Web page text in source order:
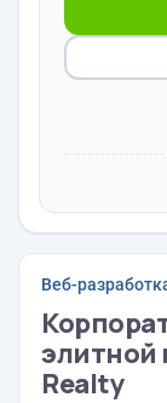
Веб-
элитной
Realty